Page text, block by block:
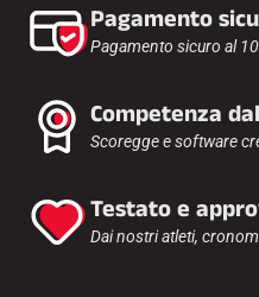
Pagamento
Pagamento sicuro al
Competenza
Scoregge e software
Testato e
Dai nostri atleti,